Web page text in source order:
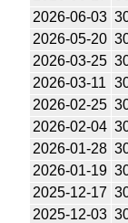
2026-06-03
2026-05-20
2026-03-25
2026-03-11
2026-02-25
2026-02-04
2026-01-28
2026-01-19
2025-12-17
2025-12-03